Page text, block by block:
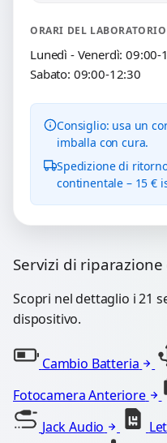
ORARI DEL
Lunedì - Venerdì:
Sabato: 09:00-12:30
Consiglio: usa un
imballa con cura.
Spedizione di
continentale – 15 €
Servizi di
Scopri nel dettaglio i 21
dispositivo.
Cambio Batteria
Fotocamera Anteriore
Jack Audio